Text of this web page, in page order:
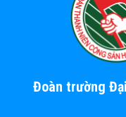
Đoàn trường